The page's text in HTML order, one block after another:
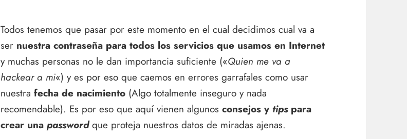
Todos tenemos que pasar por este momento en el cual decidimos cual va a
ser nuestra contraseña para todos los servicios que usamos en Internet
y muchas personas no le dan importancia suficiente («Quien me va a
hackear a mi«) y es por eso que caemos en errores garrafales como usar
nuestrafecha de nacimiento (Algo totalmente inseguro y nada
recomendable). Es por eso que aquí vienen algunosconsejos ytips para
crear unapassword que proteja nuestros datos de miradas ajenas.